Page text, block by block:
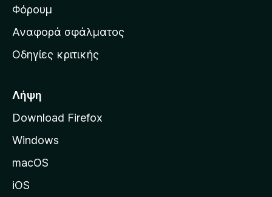
ρ
χ
κ
σ
λ
ί
τ
Φόρουμ
Αναφορά σφάλματος
Οδηγίες κριτικής
Λήψη
Download Firefox
Windows
macOS
iOS